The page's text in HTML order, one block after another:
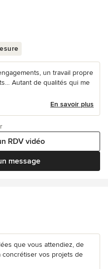
un travail propre
Autant de qualités qui me
En savoir plus
message
RDV vidéo
que vous attendiez, de
concrétiser vos projets de